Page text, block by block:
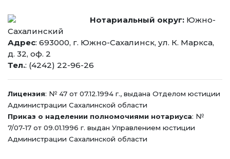
Нотариальный округ: Южно-
Сахалинский
Адрес: 693000, г. Южно-Сахалинск, ул. К. Маркса,
д. 32, оф. 2
Тел.: (4242) 22-96-26
Лицензия: № 47 от 07.12.1994 г., выдана Отделом юстиции
Администрации Сахалинской области
Приказ о наделении полномочиями нотариуса: №
7/07-17 от 09.01.1996 г. выдан Управлением юстиции
Администрации Сахалинской области